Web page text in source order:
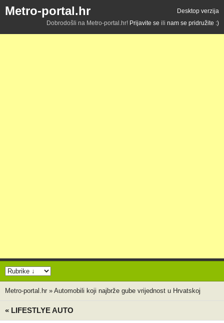
Metro-portal.hr
Desktop verzija
Dobrodošli na Metro-portal.hr! Prijavite se ili nam se pridružite :)
Metro-portal.hr » Automobili koji najbrže gube vrijednost u Hrvatskoj
« LIFESTLYE AUTO